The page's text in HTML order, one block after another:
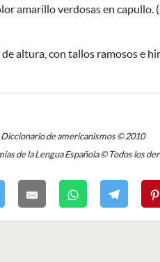
amarillo verdosas en capullo.
altura, con tallos ramosos e
Diccionario de americanismos © 2010
de la Lengua Española © Todos los